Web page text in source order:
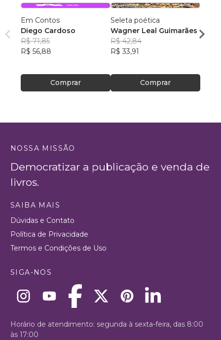
Em Contos
Diego Cardoso
R$ 71,85
R$ 56,88
Comprar
Seleta poética
Wagner Leal Guimarães
R$ 42,84
R$ 33,91
Comprar
ainda
Carla
NOSSA MISSÃO
Democratizar a publicação e venda de
livros.
SAIBA MAIS
Dúvidas e Contato
Política de Privacidade
Termos e Condições de Uso
SIGA-NOS
Horário de atendimento: segunda à sexta-feira, das 8:00
às 17:00